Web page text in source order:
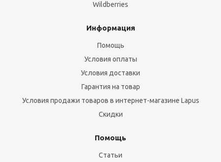
Wildberries
Информация
Помощь
Условия оплаты
Условия доставки
Гарантия на товар
Условия продажи товаров в интернет-магазине Lapus
Скидки
Помощь
Статьи